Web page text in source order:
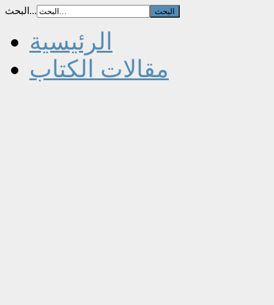
البحث...
الرئيسية
مقالات الكتاب